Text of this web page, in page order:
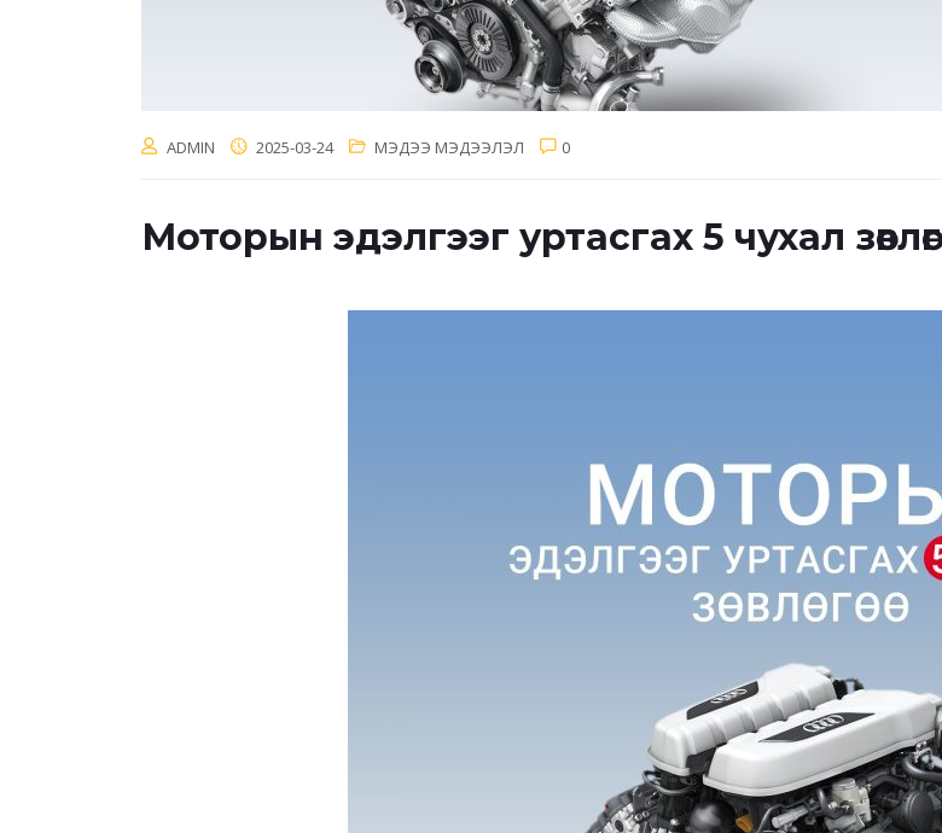
ADMIN 2025-03-24 МЭДЭЭ МЭДЭЭЛЭЛ 0
Моторын эдэлгээг уртасгах 5 чухал зөвлөгөө